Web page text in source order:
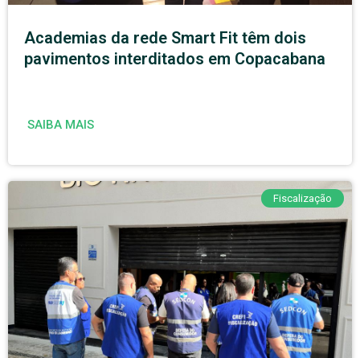
Academias da rede Smart Fit têm dois
pavimentos interditados em Copacabana
SAIBA MAIS
Fiscalização